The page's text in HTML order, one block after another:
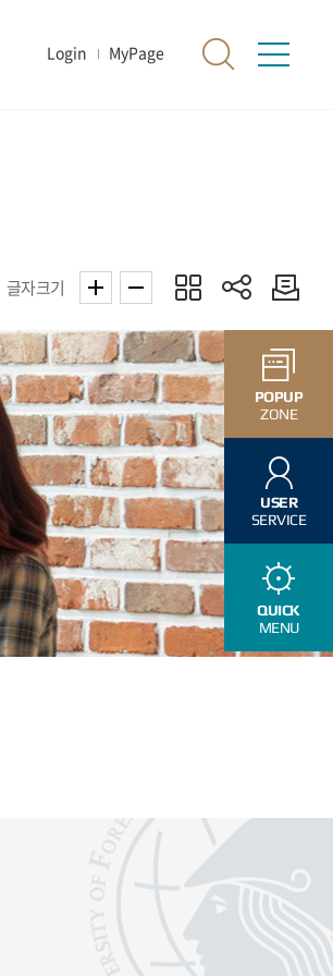
Login MyPage
POPUP
ZONE
USER
SERVICE
QUICK
MENU
글자크기